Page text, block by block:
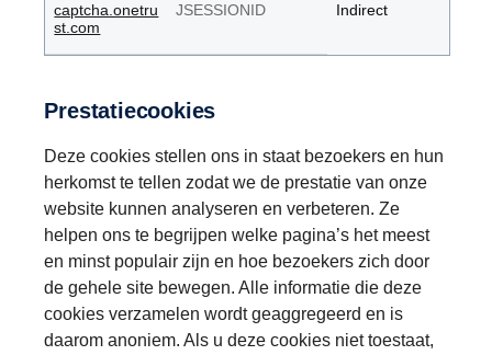
captcha.onetru
st.com
JSESSIONID Indirect
Prestatiecookies
Deze cookies stellen ons in staat bezoekers en hun
herkomst te tellen zodat we de prestatie van onze
website kunnen analyseren en verbeteren. Ze
helpen ons te begrijpen welke pagina’s het meest
en minst populair zijn en hoe bezoekers zich door
de gehele site bewegen. Alle informatie die deze
cookies verzamelen wordt geaggregeerd en is
daarom anoniem. Als u deze cookies niet toestaat,